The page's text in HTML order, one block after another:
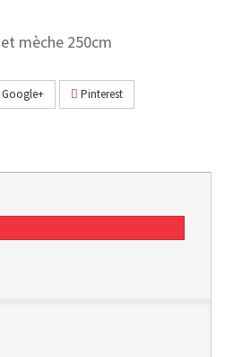
mèche 250cm
Google+ Pinterest